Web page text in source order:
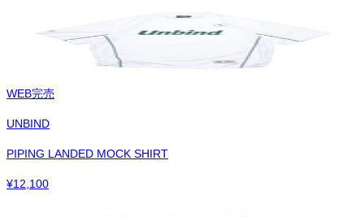
WEB完売
UNBIND
PIPING LANDED MOCK SHIRT
¥12,100